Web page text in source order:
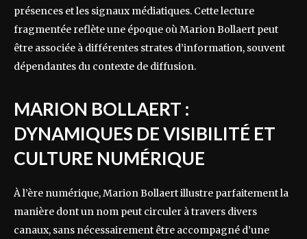
présences et les signaux médiatiques. Cette lecture
fragmentée reflète une époque où Marion Bollaert peut
être associée à différentes strates d’information, souvent
dépendantes du contexte de diffusion.
MARION BOLLAERT :
DYNAMIQUES DE VISIBILITÉ ET
CULTURE NUMÉRIQUE
À l’ère numérique, Marion Bollaert illustre parfaitement la
manière dont un nom peut circuler à travers divers
canaux, sans nécessairement être accompagné d’une